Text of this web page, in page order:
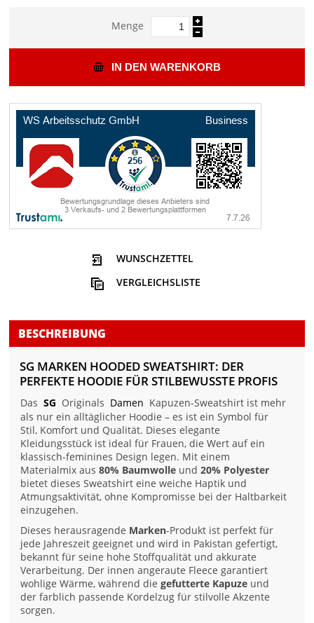
Menge
IN DEN WARENKORB
WUNSCHZETTEL
VERGLEICHSLISTE
BESCHREIBUNG
SG MARKEN HOODED SWEATSHIRT: DER
PERFEKTE HOODIE FÜR STILBEWUSSTE PROFIS
Das SG Originals Damen Kapuzen-Sweatshirt ist mehr
als nur ein alltäglicher Hoodie – es ist ein Symbol für
Stil, Komfort und Qualität. Dieses elegante
Kleidungsstück ist ideal für Frauen, die Wert auf ein
klassisch-feminines Design legen. Mit einem
Materialmix aus80% Baumwolle und20% Polyester
bietet dieses Sweatshirt eine weiche Haptik und
Atmungsaktivität, ohne Kompromisse bei der Haltbarkeit
einzugehen.
Dieses herausragende Marken-Produkt ist perfekt für
jede Jahreszeit geeignet und wird in Pakistan gefertigt,
bekannt für seine hohe Stoffqualität und akkurate
Verarbeitung. Der innen angeraute Fleece garantiert
wohlige Wärme, während diegefutterte Kapuze und
der farblich passende Kordelzug für stilvolle Akzente
sorgen.